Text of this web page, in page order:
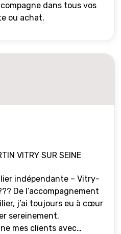
dans tous vos
ou achat.
VITRY SUR SEINE
indépendante – Vitry-
j’ai toujours eu à cœur
sereinement.
mes clients avec